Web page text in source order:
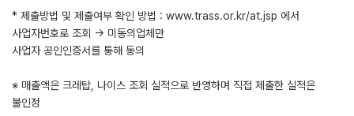
* 제출방법 및 제출여부 확인 방법 : www.trass.or.kr/at.jsp 에서
사업자번호로 조회 → 미동의업체만
사업자 공인인증서를 통해 동의
※ 매출액은 크레탑, 나이스 조회 실적으로 반영하며 직접 제출한 실적은
불인정